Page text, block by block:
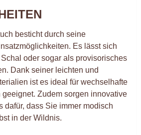
besticht durch seine
Es lässt sich
oder sogar als provisorisches
Dank seiner leichten und
ist es ideal für wechselhafte
Zudem sorgen innovative
dafür, dass Sie immer modisch
in der Wildnis.